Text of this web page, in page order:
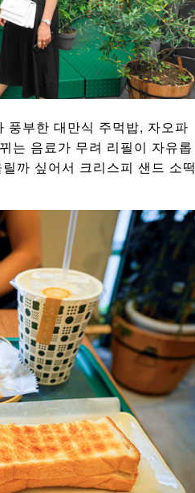
풍부한 대만식 주먹밥, 자오파
는 음료가 무려 리필이 자유롭
까 싶어서 크리스피 샌드 소떡